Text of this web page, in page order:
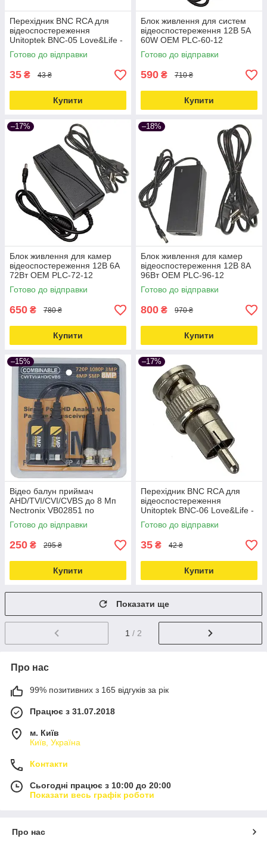
Перехідник BNC RCA для
відеоспостереження
Unitoptek BNC-05 Love&Life -
online-multimarket-
Готово до відправки
35 ₴ 43 ₴
Купити
Блок живлення для систем
відеоспостереження 12В 5А
60W OEM PLC-60-12
Love&Life -online-multimarket-
Готово до відправки
590 ₴ 710 ₴
Купити
–17%
Блок живлення для камер
відеоспостереження 12В 6А
72Вт OEM PLC-72-12
Love&Life -online-multimarket-
Готово до відправки
650 ₴ 780 ₴
Купити
–18%
Блок живлення для камер
відеоспостереження 12В 8А
96Вт OEM PLC-96-12
Love&Life -online-multimarket-
Готово до відправки
800 ₴ 970 ₴
Купити
–15%
Відео балун приймач
AHD/TVI/CVI/CVBS до 8 Мп
Nectronix VB02851 по
кручений парі (2 шт)
Love&Life -online-multimarket-
Готово до відправки
250 ₴ 295 ₴
Купити
–17%
Перехідник BNC RCA для
відеоспостереження
Unitoptek BNC-06 Love&Life -
online-multimarket-
Готово до відправки
35 ₴ 42 ₴
Купити
Показати ще
1 / 2
Про нас
99% позитивних з 165 відгуків за рік
Працює з 31.07.2018
м. Київ
Київ, Україна
Контакти
Сьогодні працює з 10:00 до 20:00
Показати весь графік роботи
Про нас